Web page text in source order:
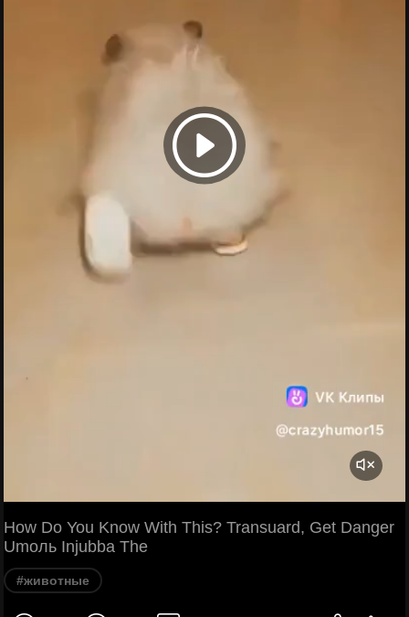
How Do You Know With This? Transuard, Get Danger
Umоль Injubba The
#животные